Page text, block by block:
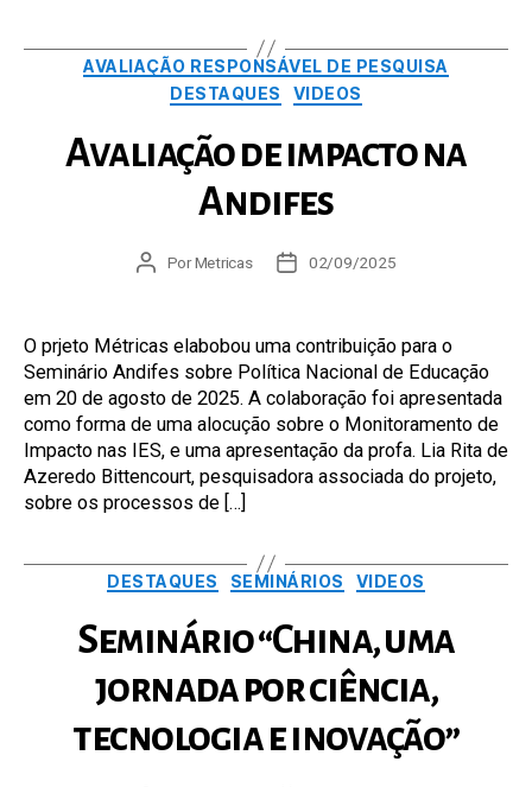
Categorias
AVALIAÇÃO RESPONSÁVEL DE PESQUISA
DESTAQUES
VIDEOS
Avaliação de impacto na
Andifes
AutorPorMetricas
Data02/09/2025
O prjeto Métricas elabobou uma contribuição para o
Seminário Andifes sobre Política Nacional de Educação
em 20 de agosto de 2025. A colaboração foi apresentada
como forma de uma alocução sobre o Monitoramento de
Impacto nas IES, e uma apresentação da profa. Lia Rita de
Azeredo Bittencourt, pesquisadora associada do projeto,
sobre os processos de […]
Categorias
DESTAQUES SEMINÁRIOS VIDEOS
Seminário “China, uma
jornada por ciência,
tecnologia e inovação”